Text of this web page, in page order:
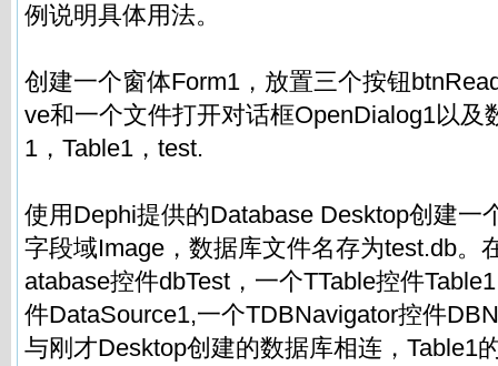
例说明具体用法。
创建一个窗体Form1，放置三个按钮
ve和一个文件打开对话框OpenDialog1以及
1，Table1，test.
使用Dephi提供的Database Desktop创建一
字段域Image，数据库文件名存为test.db。
atabase控件dbTest，一个TTable控件
件DataSource1,一个TDBNavigator控件
与刚才Desktop创建的数据库相连，Table1